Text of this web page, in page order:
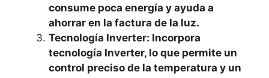
consume poca energía y ayuda a
ahorrar en la factura de la luz.
Tecnología Inverter: Incorpora
tecnología Inverter, lo que permite un
control preciso de la temperatura y un